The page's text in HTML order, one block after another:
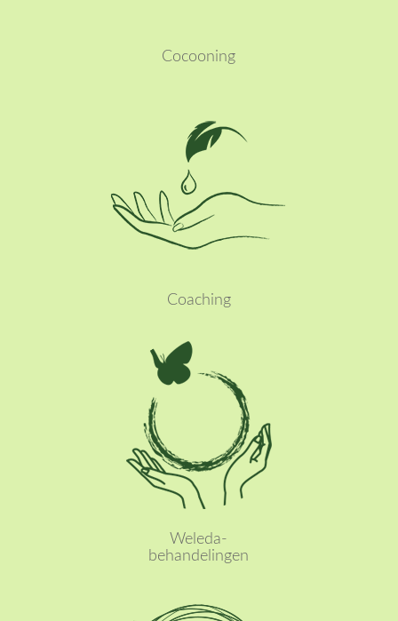
Cocooning
Lees meer
Coaching
Lees meer
Weleda-
behandelingen